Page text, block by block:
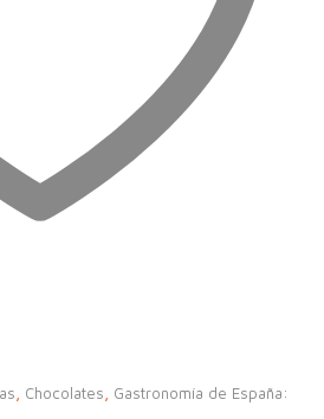
Chocolates
Gastronomía de España: